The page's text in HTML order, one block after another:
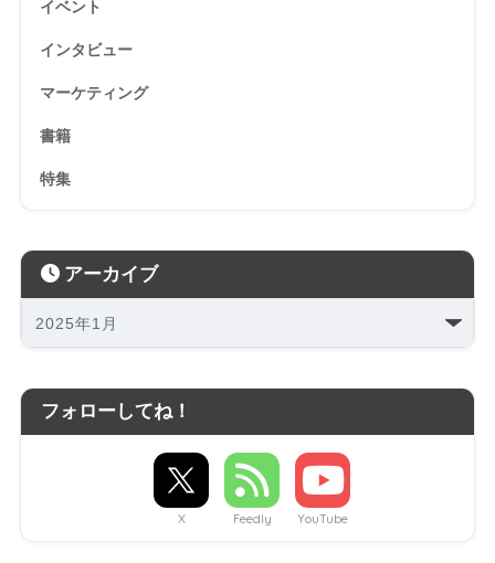
イベント
インタビュー
マーケティング
書籍
特集
アーカイブ
フォローしてね！
X Feedly YouTube